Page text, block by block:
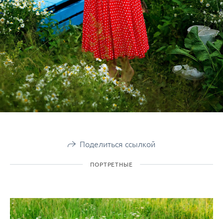
Поделиться ссылкой
ПОРТРЕТНЫЕ